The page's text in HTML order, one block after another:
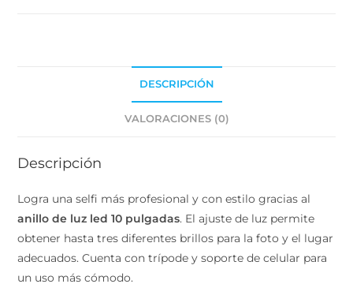
DESCRIPCIÓN
VALORACIONES (0)
anillo de luz led 10 pulgadas. El ajuste de luz permite
obtener hasta tres diferentes brillos para la foto y el
lugar adecuados. Cuenta con trípode y soporte de
celular para un uso más cómodo.